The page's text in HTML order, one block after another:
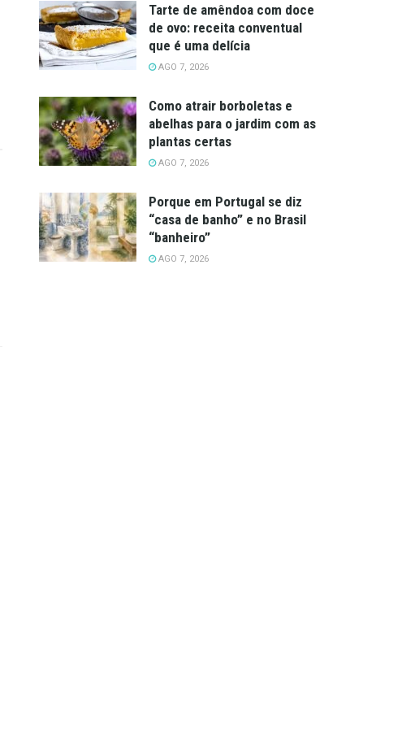
Tarte de amêndoa com doce
de ovo: receita conventual
que é uma delícia
AGO 7, 2026
Como atrair borboletas e
abelhas para o jardim com as
plantas certas
AGO 7, 2026
Porque em Portugal se diz
“casa de banho” e no Brasil
“banheiro”
AGO 7, 2026